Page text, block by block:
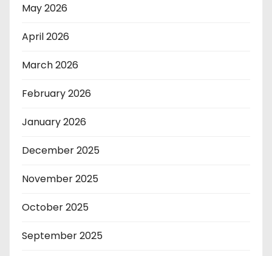
May 2026
April 2026
March 2026
February 2026
January 2026
December 2025
November 2025
October 2025
September 2025